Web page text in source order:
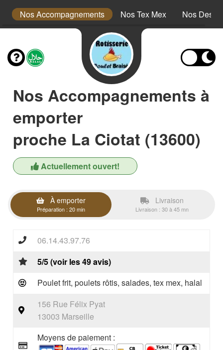
Nos Accompagnements Nos Tex Mex Nos
Nos Accompagnements à
emporter
proche La Ciotat (13600)
Actuellement ouvert!
À emporter
Préparation : 20 min
Livraison
Livraison : 30 à 45 mn
06.14.43.97.76
5/5 (voir les 49 avis)
Poulet frit, poulets rôtis, salades, tex mex, halal
156 Rue Félix Pyat
13003 Marseille
Moyens de paiement :